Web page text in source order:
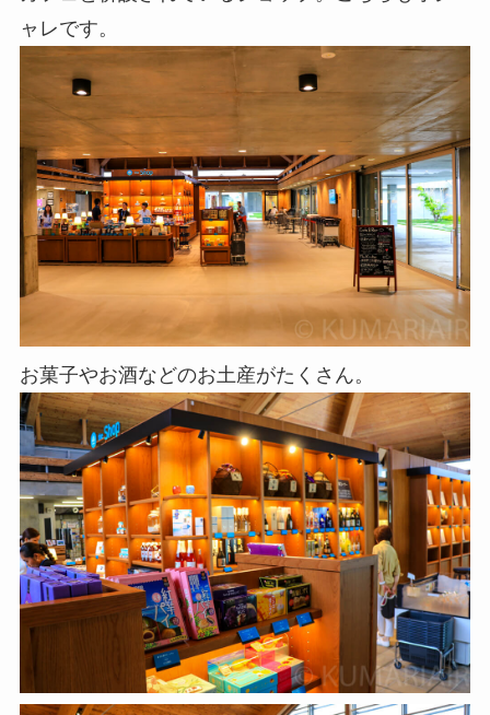
ャレです。
お菓子やお酒などのお土産がたくさん。